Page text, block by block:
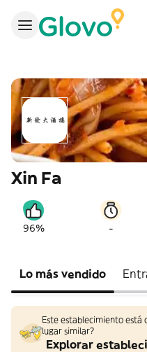
Xin Fa
96% -
Lo más vendido
Este establecimiento está
lugar similar?
Explorar